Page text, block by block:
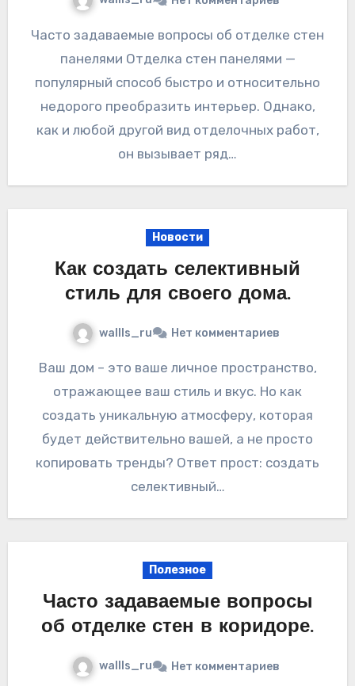
Часто задаваемые вопросы об отделке стен
панелями Отделка стен панелями —
популярный способ быстро и относительно
недорого преобразить интерьер. Однако,
как и любой другой вид отделочных работ,
он вызывает ряд…
Новости
Как создать селективный
стиль для своего дома.
wallls_ru Нет комментариев
Ваш дом – это ваше личное пространство,
отражающее ваш стиль и вкус. Но как
создать уникальную атмосферу, которая
будет действительно вашей, а не просто
копировать тренды? Ответ прост: создать
селективный…
Полезное
Часто задаваемые вопросы
об отделке стен в коридоре.
wallls_ru Нет комментариев